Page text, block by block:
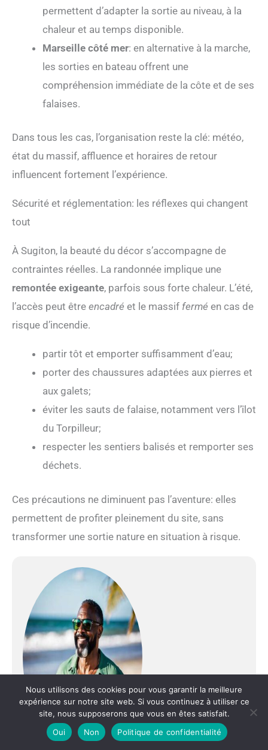
permettent d’adapter la sortie au niveau, à la
chaleur et au temps disponible.
Marseille côté mer: en alternative à la marche,
les sorties en bateau offrent une
compréhension immédiate de la côte et de ses
falaises.
Dans tous les cas, l’organisation reste la clé: météo,
état du massif, affluence et horaires de retour
influencent fortement l’expérience.
Sécurité et réglementation: les réflexes qui changent
tout
À Sugiton, la beauté du décor s’accompagne de
contraintes réelles. La randonnée implique une
remontée exigeante, parfois sous forte chaleur. L’été,
l’accès peut être encadré et le massif fermé en cas de
risque d’incendie.
partir tôt et emporter suffisamment d’eau;
porter des chaussures adaptées aux pierres et
aux galets;
éviter les sauts de falaise, notamment vers l’îlot
du Torpilleur;
respecter les sentiers balisés et remporter ses
déchets.
Ces précautions ne diminuent pas l’aventure: elles
permettent de profiter pleinement du site, sans
transformer une sortie nature en situation à risque.
Nous utilisons des cookies pour vous garantir la meilleure
expérience sur notre site web. Si vous continuez à utiliser ce
site, nous supposerons que vous en êtes satisfait.
Oui
Non Politique de confidentialité